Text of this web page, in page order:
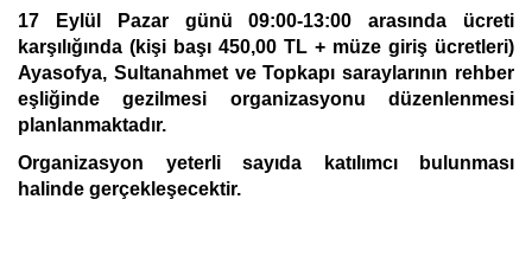
17 Eylül Pazar günü 09:00-13:00 arasında ücreti
karşılığında (kişi başı 450,00 TL + müze giriş ücretleri)
Ayasofya, Sultanahmet ve Topkapı saraylarının rehber
eşliğinde gezilmesi organizasyonu düzenlenmesi
planlanmaktadır.
Organizasyon yeterli sayıda katılımcı bulunması
halinde gerçekleşecektir.